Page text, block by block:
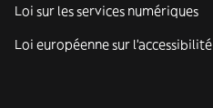
Loi sur les services numériques
Loi européenne sur l’accessibilité